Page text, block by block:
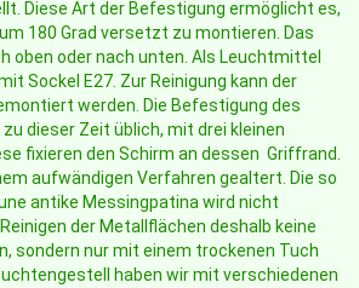
Diese Art der Befestigung ermöglicht es,
180 Grad versetzt zu montieren. Das
oben oder nach unten. Als Leuchtmittel
Sockel E27. Zur Reinigung kann der
werden. Die Befestigung des
dieser Zeit üblich, mit drei kleinen
fixieren den Schirm an dessen Griffrand.
aufwändigen Verfahren gealtert. Die so
antike Messingpatina wird nicht
der Metallflächen deshalb keine
sondern nur mit einem trockenen Tuch
haben wir mit verschiedenen